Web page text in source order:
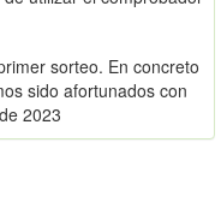
sorteo. En concreto
sido afortunados con
2023